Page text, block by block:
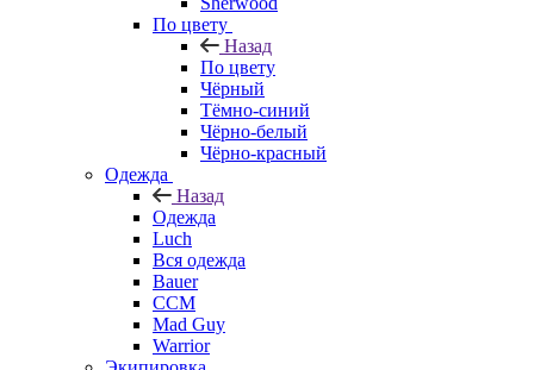
По цвету
Назад
По цвету
Чёрный
Тёмно-синий
Чёрно-белый
Чёрно-красный
Одежда
Назад
Одежда
Luch
Вся одежда
Bauer
CCM
Mad Guy
Warrior